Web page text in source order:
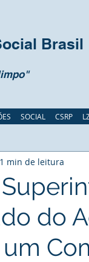
Brasil
do
1 min de leitura
SOCIAL CSRP